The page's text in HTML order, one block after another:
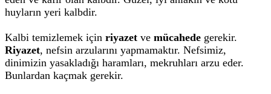
huyların yeri kalbdir.
Kalbi temizlemek için riyazet ve mücahede gerekir.
Riyazet, nefsin arzularını yapmamaktır. Nefsimiz,
dinimizin yasakladığı haramları, mekruhları arzu eder.
Bunlardan kaçmak gerekir.